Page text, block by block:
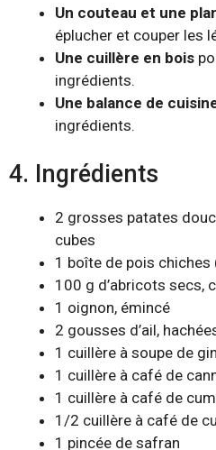
Un couteau et une
éplucher et couper les
Une cuillère en bois
ingrédients.
Une balance de
ingrédients.
4. Ingrédients
2 grosses patates
cubes
1 boîte de pois
100 g d’abricots secs,
1 oignon, émincé
2 gousses d’ail,
1 cuillère à soupe de
1 cuillère à café de
1 cuillère à café de
1/2 cuillère à café de
1 pincée de safran